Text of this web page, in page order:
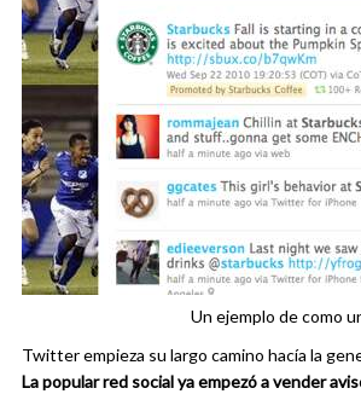
Un ejemplo de como
Twitter empieza su largo camino hacía la
La popular red social ya empezó a vender